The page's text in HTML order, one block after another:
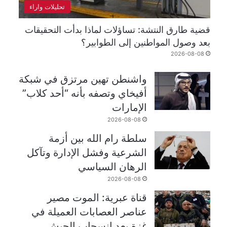
تحليلات واراء
قضية طارق النتشة: تساؤلات لماذا بدأت التحقيقات
بعد وصول المواطنين إلى الطوابير؟
2026-08-08
واشنطن تهين مرتزق في شبكة
أفيخاي وتصفه بأنه “أحد كلاب”
الإمارات
2026-08-08
سلطة رام الله بين أزمة
الشرعية وفشل الإدارة وتآكل
الرهان السياسي
2026-08-08
قناة عبرية: الموت مصير
عناصر العصابات العميلة في